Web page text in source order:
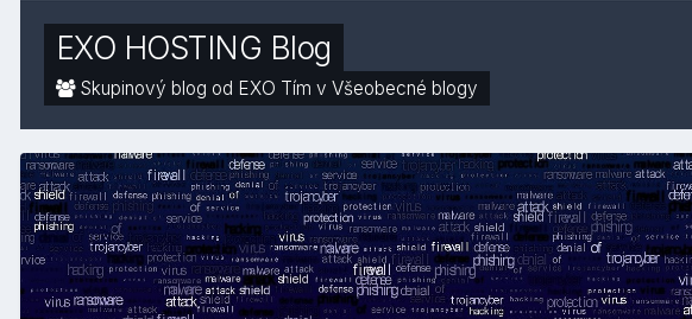
EXO HOSTING Blog
Skupinový blog od EXO Tím v Všeobecné blogy